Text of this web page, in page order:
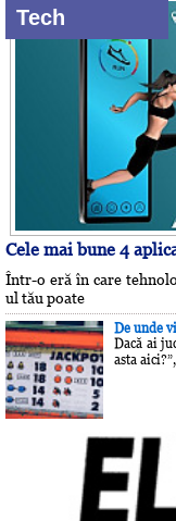
Tech
Cele mai bune 4
Într-o eră în care
ul tău poate
De unde
Dacă ai
asta